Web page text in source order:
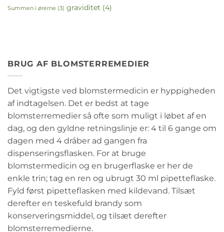
Summen i ørerne (3) graviditet (4)
BRUG AF BLOMSTERREMEDIER
Det vigtigste ved blomstermedicin er hyppigheden
af indtagelsen. Det er bedst at tage
blomsterremedier så ofte som muligt i løbet af en
dag, og den gyldne retningslinje er: 4 til 6 gange om
dagen med 4 dråber ad gangen fra
dispenseringsflasken. For at bruge
blomstermedicin og en brugerflaske er her de
enkle trin; tag en ren og ubrugt 30 ml pipetteflaske.
Fyld først pipetteflasken med kildevand. Tilsæt
derefter en teskefuld brandy som
konserveringsmiddel, og tilsæt derefter
blomsterremedierne.